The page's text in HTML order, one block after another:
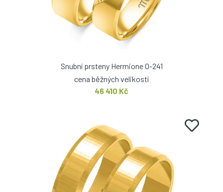
Snubní prsteny Hermione O-241
cena běžných velikostí
46 410 Kč